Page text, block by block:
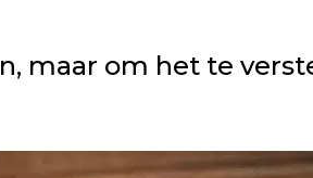
maar om het te